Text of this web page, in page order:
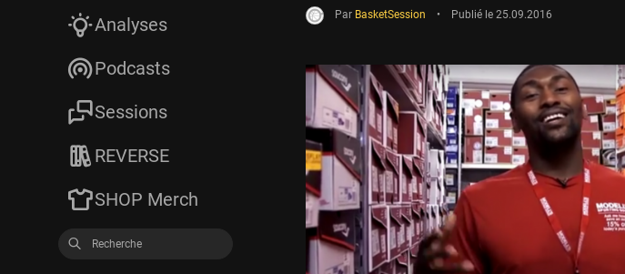
Par BasketSession • Publié le 25.09.2016
Analyses
Podcasts
Sessions
REVERSE
SHOP Merch